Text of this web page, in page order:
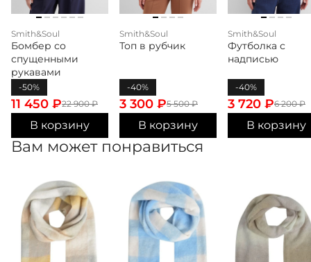
Smith&Soul
Бомбер со
спущенными
рукавами
-50%
22 900₽
11 450 ₽
В корзину
Smith&Soul
Топ в рубчик
-40%
5 500₽
3 300 ₽
В корзину
Smith&Soul
Футболка с
надписью
-40%
6 200₽
3 720 ₽
В корзину
Вам может понравиться